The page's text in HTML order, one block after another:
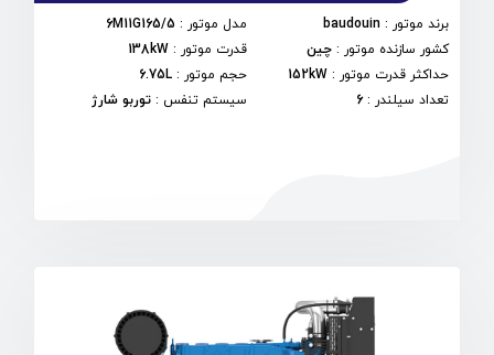
برند موتور :
baudouin مدل موتور :
6M11G165/5
کشور سازنده موتور : چین قدرت موتور :
138kW
حداکثر قدرت موتور :
152kW حجم موتور :
6.75L
تعداد سیلندر :
6 سیستم تنفس : توربو شارژ